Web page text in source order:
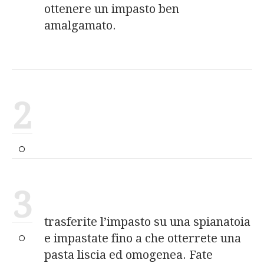
ottenere un impasto ben
amalgamato.
2
3
trasferite l’impasto su una spianatoia
e impastate fino a che otterrete una
pasta liscia ed omogenea. Fate